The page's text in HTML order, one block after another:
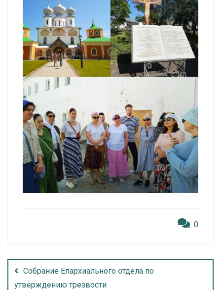
0
Собрание Епархиального отдела по
утверждению трезвости